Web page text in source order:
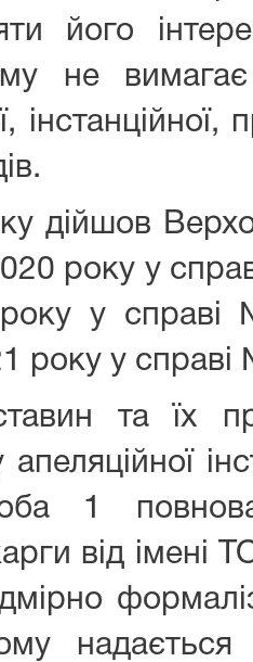
його
не вимагає
інстанційної,
дійшов
року у
у
року у
та їх
1
від імені